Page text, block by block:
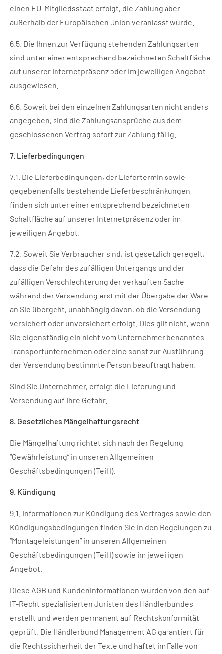
einen EU-Mitgliedsstaat erfolgt, die Zahlung aber
außerhalb der Europäischen Union veranlasst wurde.
6.5. Die Ihnen zur Verfügung stehenden Zahlungsarten
sind unter einer entsprechend bezeichneten Schaltfläche
auf unserer Internetpräsenz oder im jeweiligen Angebot
ausgewiesen.
6.6. Soweit bei den einzelnen Zahlungsarten nicht anders
angegeben, sind die Zahlungsansprüche aus dem
geschlossenen Vertrag sofort zur Zahlung fällig.
7. Lieferbedingungen
7.1. Die Lieferbedingungen, der Liefertermin sowie
gegebenenfalls bestehende Lieferbeschränkungen
finden sich unter einer entsprechend bezeichneten
Schaltfläche auf unserer Internetpräsenz oder im
jeweiligen Angebot.
7.2. Soweit Sie Verbraucher sind, ist gesetzlich geregelt,
dass die Gefahr des zufälligen Untergangs und der
zufälligen Verschlechterung der verkauften Sache
während der Versendung erst mit der Übergabe der Ware
an Sie übergeht, unabhängig davon, ob die Versendung
versichert oder unversichert erfolgt. Dies gilt nicht, wenn
Sie eigenständig ein nicht vom Unternehmer benanntes
Transportunternehmen oder eine sonst zur Ausführung
der Versendung bestimmte Person beauftragt haben.
Sind Sie Unternehmer, erfolgt die Lieferung und
Versendung auf Ihre Gefahr.
8. Gesetzliches Mängelhaftungsrecht
Die Mängelhaftung richtet sich nach der Regelung
“Gewährleistung” in unseren Allgemeinen
Geschäftsbedingungen (Teil I).
9. Kündigung
9.1. Informationen zur Kündigung des Vertrages sowie den
Kündigungsbedingungen finden Sie in den Regelungen zu
“Montageleistungen” in unseren Allgemeinen
Geschäftsbedingungen (Teil I) sowie im jeweiligen
Angebot.
Diese AGB und Kundeninformationen wurden von den auf
IT-Recht spezialisierten Juristen des Händlerbundes
erstellt und werden permanent auf Rechtskonformität
geprüft. Die Händlerbund Management AG garantiert für
die Rechtssicherheit der Texte und haftet im Falle von